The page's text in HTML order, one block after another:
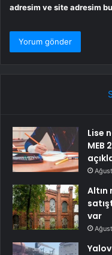
adresim ve site adresim
Lise
MEB
Altın
var